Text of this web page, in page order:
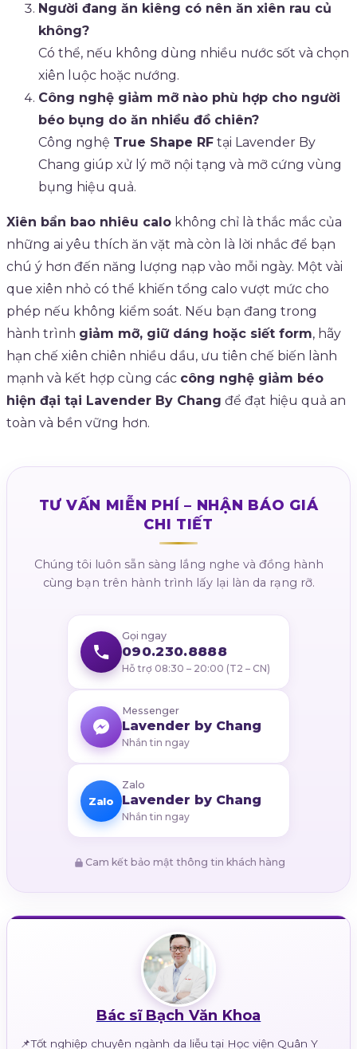
Người đang ăn kiêng có nên ăn xiên rau củ
không?
Có thể, nếu không dùng nhiều nước sốt và chọn
xiên luộc hoặc nướng.
Công nghệ giảm mỡ nào phù hợp cho người
béo bụng do ăn nhiều đồ chiên?
Công nghệ True Shape RF tại Lavender By
Chang giúp xử lý mỡ nội tạng và mỡ cứng vùng
bụng hiệu quả.
Xiên bẩn bao nhiêu calo không chỉ là thắc mắc của
những ai yêu thích ăn vặt mà còn là lời nhắc để bạn
chú ý hơn đến năng lượng nạp vào mỗi ngày. Một vài
que xiên nhỏ có thể khiến tổng calo vượt mức cho
phép nếu không kiểm soát. Nếu bạn đang trong
hành trình giảm mỡ, giữ dáng hoặc siết form, hãy
hạn chế xiên chiên nhiều dầu, ưu tiên chế biến lành
mạnh và kết hợp cùng các công nghệ giảm béo
hiện đại tại Lavender By Chang để đạt hiệu quả an
toàn và bền vững hơn.
TƯ VẤN MIỄN PHÍ – NHẬN BÁO GIÁ
CHI TIẾT
Chúng tôi luôn sẵn sàng lắng nghe và đồng hành
cùng bạn trên hành trình lấy lại làn da rạng rỡ.
Gọi ngay
090.230.8888
Hỗ trợ 08:30 – 20:00 (T2 – CN)
Messenger
Lavender by Chang
Nhắn tin ngay
Zalo
Zalo
Lavender by Chang
Nhắn tin ngay
Cam kết bảo mật thông tin khách hàng
Bác sĩ Bạch Văn Khoa
📌Tốt nghiệp chuyên ngành da liễu tại Học viện Quân Y